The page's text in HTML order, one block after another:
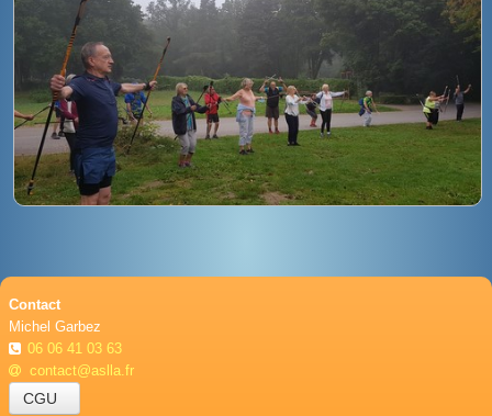
CALENDRIER
ADHÉSION
LIENS
BOUTIQUE
CONTACT
DONS
Contact
Michel Garbez
06 06 41 03 63
contact@aslla.fr
CGU